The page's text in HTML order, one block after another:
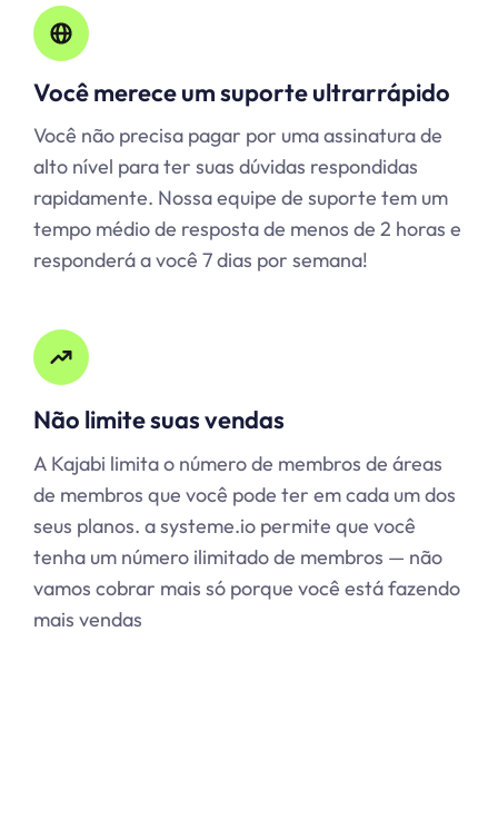
Você merece um suporte ultrarrápido
Você não precisa pagar por uma assinatura de
alto nível para ter suas dúvidas respondidas
rapidamente. Nossa equipe de suporte tem um
tempo médio de resposta de menos de 2 horas e
responderá a você 7 dias por semana!
Não limite suas vendas
A Kajabi limita o número de membros de áreas
de membros que você pode ter em cada um dos
seus planos. a systeme.io permite que você
tenha um número ilimitado de membros — não
vamos cobrar mais só porque você está fazendo
mais vendas